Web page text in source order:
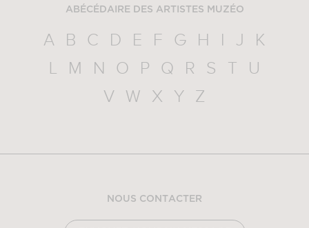
ABÉCÉDAIRE DES ARTISTES MUZÉO
A B C D E F G H I J
K
L
M N O P Q R S T
U
V
W X Y Z
NOUS CONTACTER